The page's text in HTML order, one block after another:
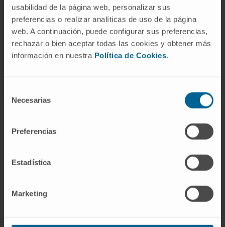
usabilidad de la página web, personalizar sus
preferencias o realizar analíticas de uso de la página
web. A continuación, puede configurar sus preferencias,
rechazar o bien aceptar todas las cookies y obtener más
información en nuestra Política de Cookies.
Necesarias
Preferencias
Estadística
Marketing
ABOUT CIMA
Who we are
Research Center of the Clinica
Campus of the Universidad de Navarra